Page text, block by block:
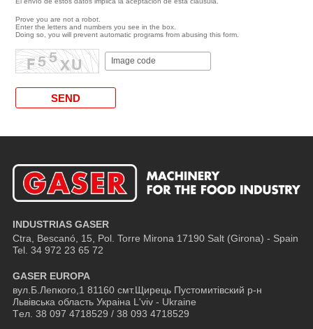
Prove you are not a robot.
Enter the letters and numbers you see in the box.
Doing so, you will prevent automatic programs from abusing this form.
INDUSTRIAS GASER
Ctra, Bescanó, 15, Pol. Torre Mirona 17190 Salt (Girona) - Spain
Tel. 34 972 23 65 72
GASER EUROPA
вул.Б.Лепкого,1 81160 смт.Щирець Пустомитівский р-н
Львівська область Украіна L'viv - Ukraine
Tел. 38 097 4718529 / 38 093 4718529